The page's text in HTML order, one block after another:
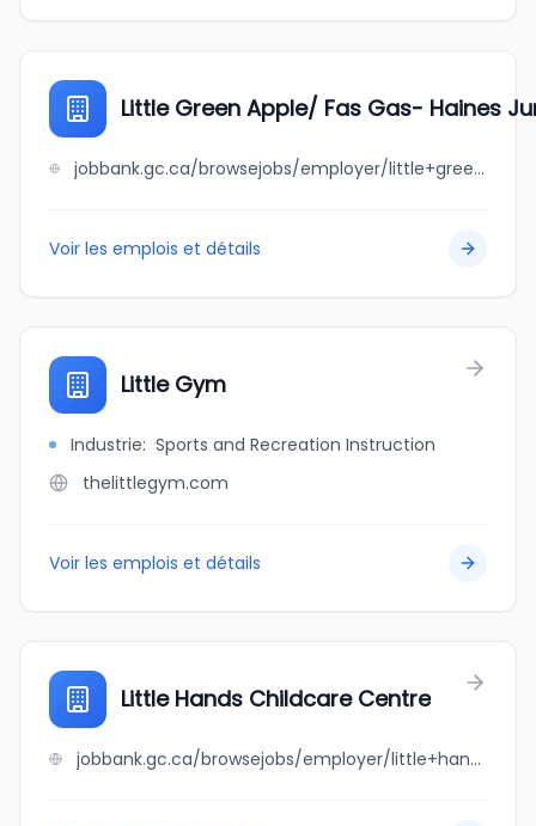
Little Green Apple/ Fas Gas- Haines
jobbank.gc.ca/browsejobs/employer/little+green+apple%2F+fas+gas-+haines+junction/ca
Voir les emplois et détails
Little Gym
Industrie: Sports and Recreation Instruction
thelittlegym.com
Voir les emplois et détails
Little Hands Childcare Centre
jobbank.gc.ca/browsejobs/employer/little+hands+childcare+centre/ca